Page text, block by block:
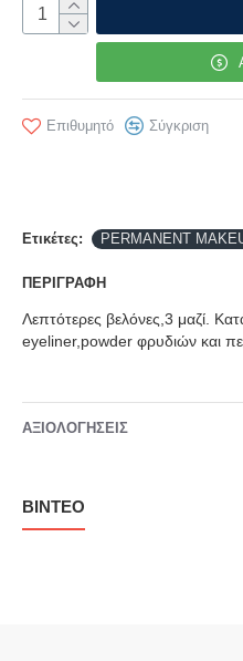
Επιθυμητό Σύγκριση
Ετικέτες: PERMANENT
ΠΕΡΙΓΡΑΦΉ
Λεπτότερες βελόνες,3 μαζί.
eyeliner,powder φρυδιών και
ΑΞΙΟΛΟΓΉΣΕΙΣ
ΒΊΝΤΕΟ